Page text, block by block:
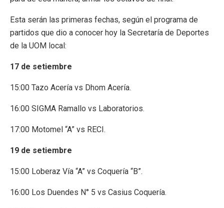
Esta serán las primeras fechas, según el programa de
partidos que dio a conocer hoy la Secretaría de Deportes
de la UOM local:
17 de setiembre
15:00 Tazo Acería vs Dhom Acería.
16:00 SIGMA Ramallo vs Laboratorios.
17:00 Motomel “A” vs RECI.
19 de setiembre
15:00 Loberaz Vía “A” vs Coquería “B”.
16:00 Los Duendes N° 5 vs Casius Coquería.